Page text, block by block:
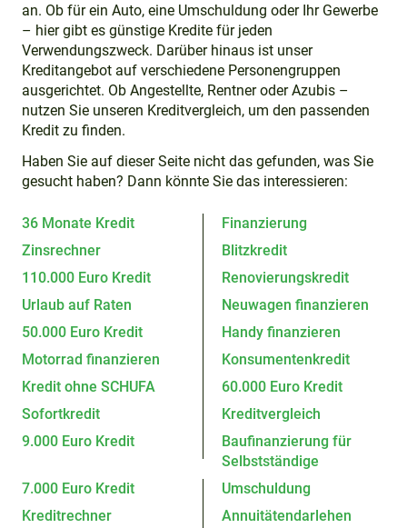
an. Ob für ein Auto, eine Umschuldung oder Ihr Gewerbe
– hier gibt es günstige Kredite für jeden
Verwendungszweck. Darüber hinaus ist unser
Kreditangebot auf verschiedene Personengruppen
ausgerichtet. Ob Angestellte, Rentner oder Azubis –
nutzen Sie unseren Kreditvergleich, um den passenden
Kredit zu finden.
Haben Sie auf dieser Seite nicht das gefunden, was Sie
gesucht haben? Dann könnte Sie das interessieren:
36 Monate Kredit
Finanzierung
Zinsrechner
Blitzkredit
110.000 Euro Kredit
Renovierungskredit
Urlaub auf Raten
Neuwagen finanzieren
50.000 Euro Kredit
Handy finanzieren
Motorrad finanzieren
Konsumentenkredit
Kredit ohne SCHUFA
60.000 Euro Kredit
Sofortkredit
Kreditvergleich
9.000 Euro Kredit
Baufinanzierung für
Selbstständige
7.000 Euro Kredit
Umschuldung
Kreditrechner
Annuitätendarlehen